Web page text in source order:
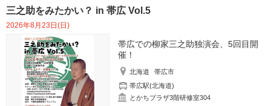
三之助をみたかい？ in 帯広 Vol.5
2026年8月23日(日)
帯広での柳家三之助独演会、5回目開
催！
北海道
帯広市
帯広駅(北海道)
とかちプラザ3階研修室304